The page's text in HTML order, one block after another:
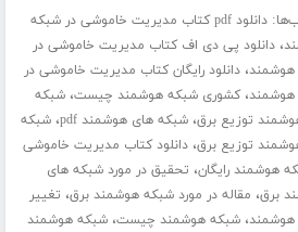
دانلود pdf کتاب مدیریت خاموشی در شبکه
،دانلود پی دی اف کتاب مدیریت خاموشی در
،دانلود رایگان کتاب مدیریت خاموشی در
،کشوری شبکه هوشمند چیست،شبکه
توزیع برق،شبکه های هوشمند pdf ،شبکه
توزیع برق،دانلود کتاب مدیریت خاموشی
هوشمند رایگان، تحقیق در مورد شبکه های
برق، مقاله در مورد شبکه هوشمند برق، تغییر
،شبکه هوشمند چیست،شبکه هوشمند